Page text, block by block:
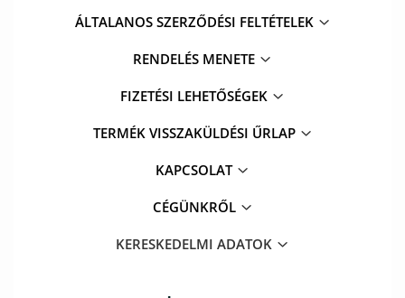
ÁLTALANOS SZERZŐDÉSI FELTÉTELEK
RENDELÉS MENETE
FIZETÉSI LEHETŐSÉGEK
TERMÉK VISSZAKÜLDÉSI ŰRLAP
KAPCSOLAT
CÉGÜNKRŐL
KERESKEDELMI ADATOK